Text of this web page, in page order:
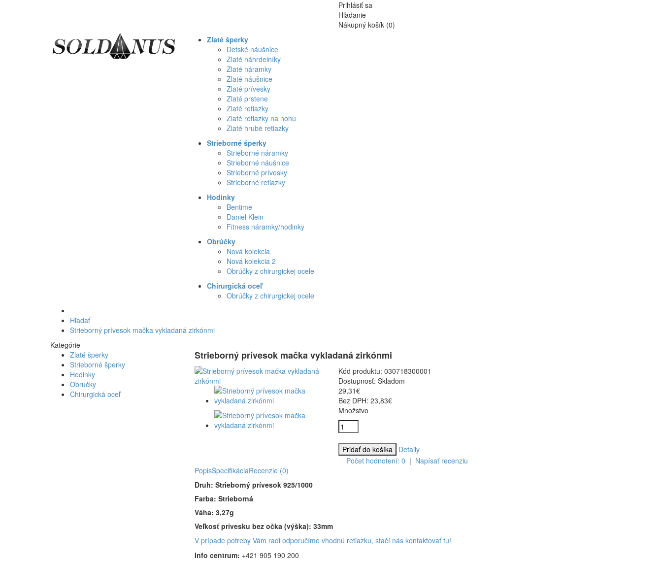
Prihlásiť sa
Hľadanie
Nákupný košík (0)
Zlaté šperky
Detské náušnice
Zlaté náhrdelníky
Zlaté náramky
Zlaté náušnice
Zlaté prívesky
Zlaté prstene
Zlaté retiazky
Zlaté retiazky na nohu
Zlaté hrubé retiazky
Strieborné šperky
Strieborné náramky
Strieborné náušnice
Strieborné prívesky
Strieborné retiazky
Hodinky
Bentime
Daniel Klein
Fitness náramky/hodinky
Obrúčky
Nová kolekcia
Nová kolekcia 2
Obrúčky z chirurgickej ocele
Chirurgická oceľ
Obrúčky z chirurgickej ocele
Hľadať
Strieborný prívesok mačka vykladaná zirkónmi
Kategórie
Zlaté šperky
Strieborné šperky
Hodinky
Obrúčky
Chirurgická oceľ
Strieborný prívesok mačka vykladaná zirkónmi
Kód produktu: 030718300001
Dostupnosť: Skladom
29,31€
Bez DPH: 23,83€
Množstvo
Detaily
Počet hodnotení: 0 | Napísať recenziu
PopisŠpecifikáciaRecenzie (0)
Druh: Strieborný prívesok 925/1000
Farba: Strieborná
Váha: 3,27g
Veľkosť prívesku bez očka (výška): 33mm
V prípade potreby Vám radi odporučíme vhodnú retiazku, stačí nás kontaktovať tu!
Info centrum: +421 905 190 200